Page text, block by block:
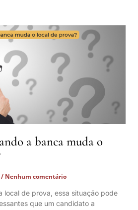
a banca muda o
Nenhum comentário
local de prova, essa situação pode
que um candidato a